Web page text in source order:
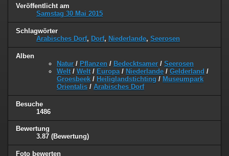
Veröffentlicht am
Samstag 30 Mai 2015
Schlagwörter
Arabisches Dorf, Dorf, Niederlande, Seerosen
Alben
Natur / Pflanzen / Bedecktsamer / Seerosen
Welt / Welt / Europa / Niederlande / Gelderland /
Groesbeek / Heiliglandstichting / Museumpark
Orientalis / Arabisches Dorf
Besuche
1486
Bewertung
3.87 (Bewertung)
Foto bewerten